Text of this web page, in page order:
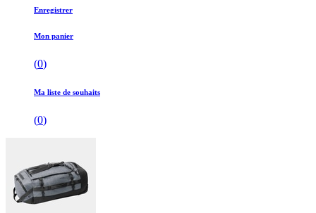
Enregistrer
Mon panier
(0)
Ma liste de souhaits
(0)